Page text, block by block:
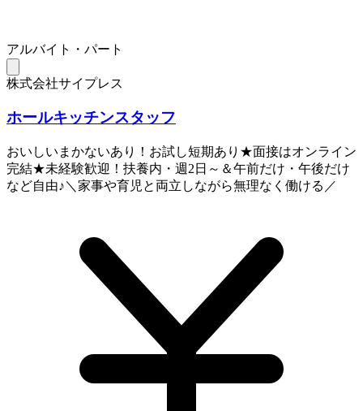
アルバイト・パート
株式会社サイプレス
ホールキッチンスタッフ
おいしいまかないあり！お試し短期あり★面接はオンライン
完結★未経験歓迎！扶養内・週2日～＆午前だけ・午後だけ
など自由♪＼家事や育児と両立しながら無理なく働ける／